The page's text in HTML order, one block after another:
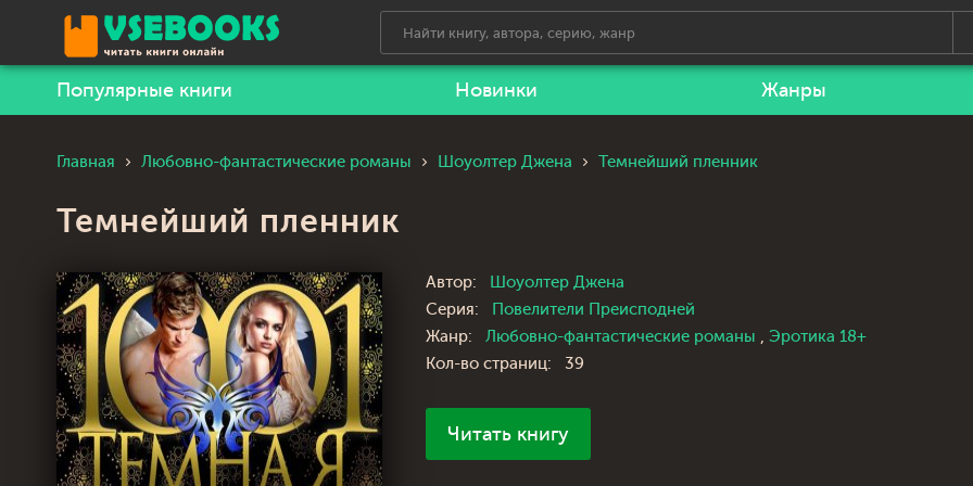
Популярные книги Новинки Жанры
Главная Любовно-фантастические романы Шоуолтер Джена Темнейший пленник
Темнейший пленник
Автор:
Шоуолтер Джена
Серия:
Повелители Преисподней
Жанр:
Любовно-фантастические романы , Эротика 18+
Кол-во страниц:
39
Читать книгу